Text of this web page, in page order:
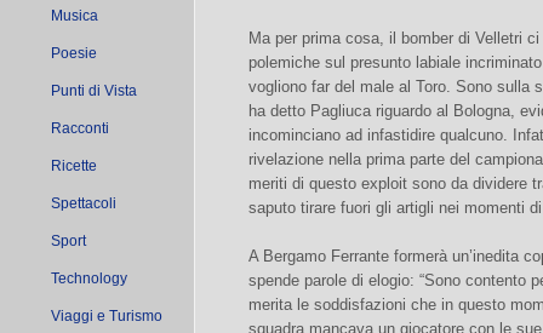
Musica
Poesie
Punti di Vista
Racconti
Ricette
Spettacoli
Sport
Technology
Viaggi e Turismo
Ma per prima cosa, il bomber di Velletri
polemiche sul presunto labiale
vogliono far del male al Toro. Sono sulla
ha detto Pagliuca riguardo al Bologna,
incominciano ad infastidire qualcuno.
rivelazione nella prima parte del
meriti di questo exploit sono da dividere
saputo tirare fuori gli artigli nei momenti
A Bergamo Ferrante formerà un’inedita
spende parole di elogio: “Sono contento
merita le soddisfazioni che in questo
squadra mancava un giocatore con le